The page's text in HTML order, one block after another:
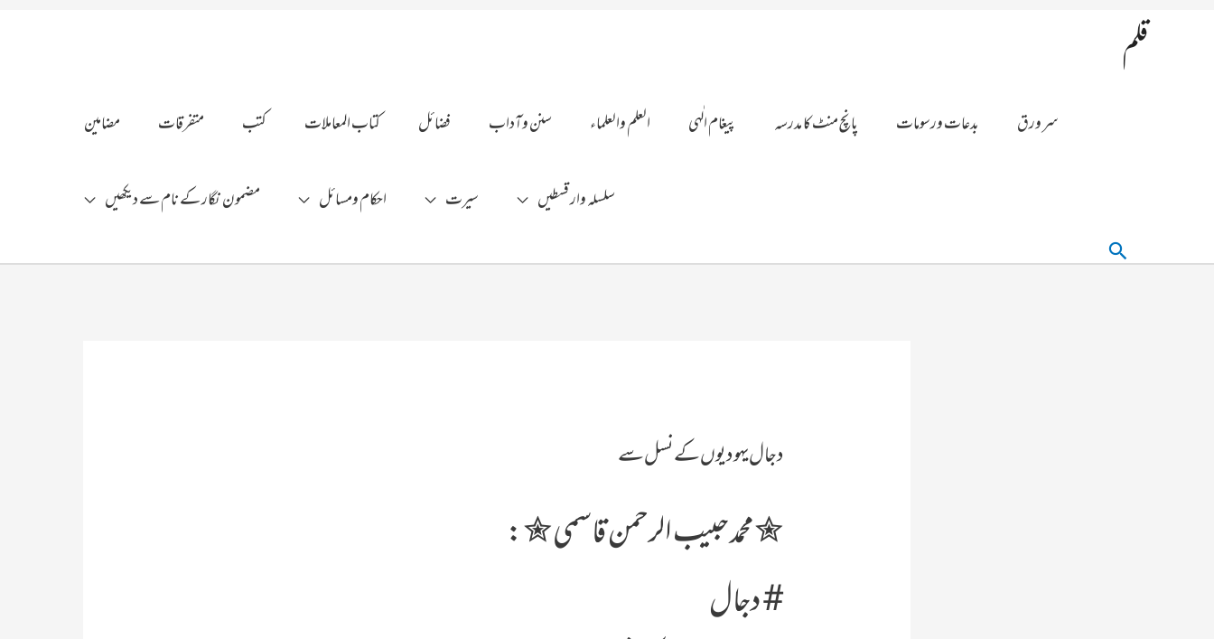
قلم
سر ورق بدعات ورسومات پانچ منٹ کا مدرسہ پیغام الٰہی العلم والعلماء سنن وآداب فضائل کتاب المعاملات کتب متفرقات مضامین
سلسلہ وار قسطیں سیرت احکام ومسائل مضمون نگار کے نام سے دیکھیں
تلاش
دجال یہودیوں کے نسل سے
✮محمـد حبیب الرحمن قاسمی✮:
#دجال